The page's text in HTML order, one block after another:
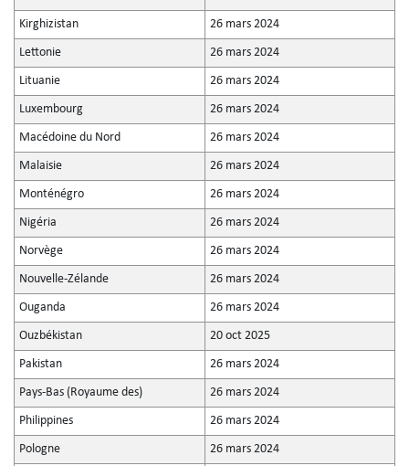
Kirghizistan 26 mars 2024
Lettonie 26 mars 2024
Lituanie 26 mars 2024
Luxembourg 26 mars 2024
Macédoine du Nord 26 mars 2024
Malaisie 26 mars 2024
Monténégro 26 mars 2024
Nigéria 26 mars 2024
Norvège 26 mars 2024
Nouvelle-Zélande 26 mars 2024
Ouganda 26 mars 2024
Ouzbékistan 20 oct 2025
Pakistan 26 mars 2024
Pays-Bas (Royaume des) 26 mars 2024
Philippines 26 mars 2024
Pologne 26 mars 2024